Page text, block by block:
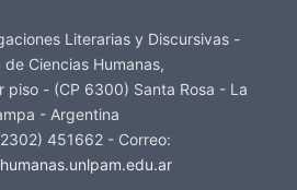
Literarias y Discursivas -
de Ciencias Humanas,
piso - (CP 6300) Santa Rosa - La
- Argentina
451662 - Correo: